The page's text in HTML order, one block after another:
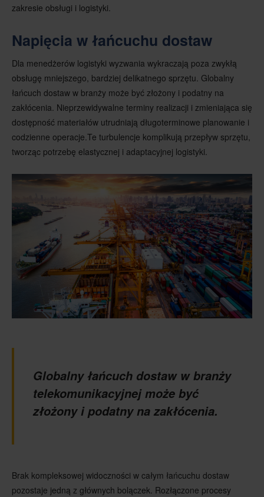
zakresie obsługi i logistyki.
Napięcia w łańcuchu dostaw
Dla menedżerów logistyki wyzwania wykraczają poza zwykłą
obsługę mniejszego, bardziej delikatnego sprzętu. Globalny
łańcuch dostaw w branży może być złożony i podatny na
zakłócenia. Nieprzewidywalne terminy realizacji i zmieniająca się
dostępność materiałów utrudniają długoterminowe planowanie i
codzienne operacje.Te turbulencje komplikują przepływ sprzętu,
tworząc potrzebę elastycznej i adaptacyjnej logistyki.
Globalny łańcuch dostaw w branży
telekomunikacyjnej może być
złożony i podatny na zakłócenia.
Brak kompleksowej widoczności w całym łańcuchu dostaw
pozostaje jedną z głównych bolączek. Rozłączone procesy